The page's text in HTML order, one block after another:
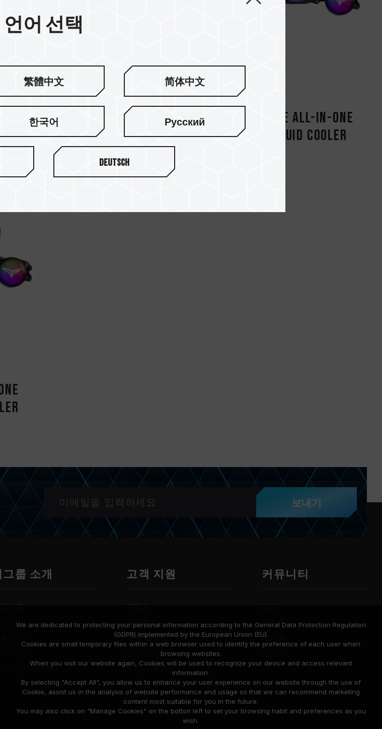
SIREN DUO360 AIO ARGB CPU
& SSD Liquid Cooler
SIREN GD240E All-in-One
ARGB CPU Liquid Cooler
보내기
그룹 소개
스톤
내역
소식
거점
드 아이덴티티
고객 지원
구입처
다운로드
보증 설명
온라인 상담
수리 서비스
호환성 조회
커뮤니티
영상
이벤트
게시글
언어 선택
繁體中文 简体中文
한국어 Русский
Deutsch
We are dedicated to protecting your personal information according to the General Data Protection Regulation
(GDPR) implemented by the European Union (EU).
Cookies are small temporary files within a web browser used to identify the preference of each user when
browsing websites.
When you visit our website again, Cookies will be used to recognize your device and access relevant
information.
By selecting "Accept All", you allow us to enhance your user experience on our website through the use of
Cookie, assist us in the analysis of website performance and usage so that we can recommend marketing
content most suitable for you in the future.
You may also click on "Manage Cookies" on the botton left to set your browsing habit and preferences as you
wish.